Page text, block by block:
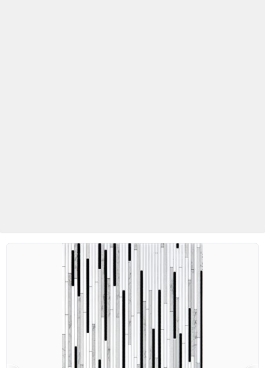
Betaş Cam Mozaik
Betaş Cam Mozik olarak tam zamanlı
meslektaşlar arıyoruz. Özgeçmişlerinizi
gönderdikten sonra tarafımıza bilgi